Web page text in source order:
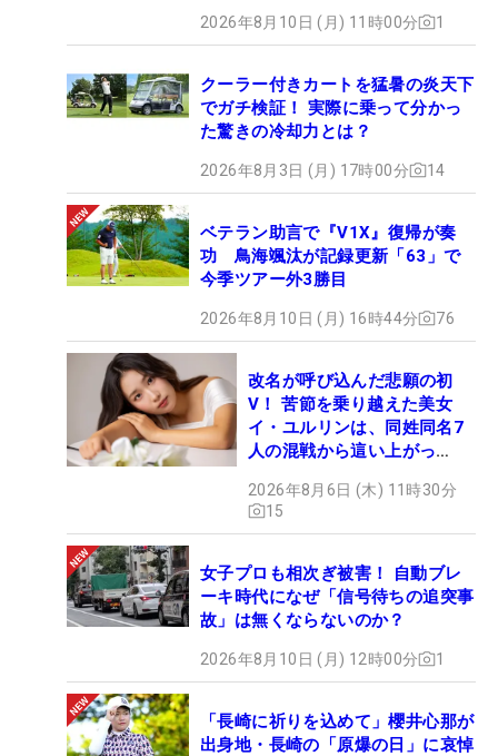
2026年8月10日 (月) 11時00分 1
クーラー付きカートを猛暑の炎天下
でガチ検証！ 実際に乗って分かっ
た驚きの冷却力とは？
2026年8月3日 (月) 17時00分 14
ベテラン助言で『V1X』復帰が奏
功 鳥海颯汰が記録更新「63」で
今季ツアー外3勝目
2026年8月10日 (月) 16時44分 76
改名が呼び込んだ悲願の初
V！ 苦節を乗り越えた美女
イ・ユルリンは、同姓同名7
人の混戦から這い上がっ
2026年8月6日 (木) 11時30分
15
女子プロも相次ぎ被害！ 自動ブレ
ーキ時代になぜ「信号待ちの追突事
故」は無くならないのか？
2026年8月10日 (月) 12時00分 1
「長崎に祈りを込めて」櫻井心那が
出身地・長崎の「原爆の日」に哀悼